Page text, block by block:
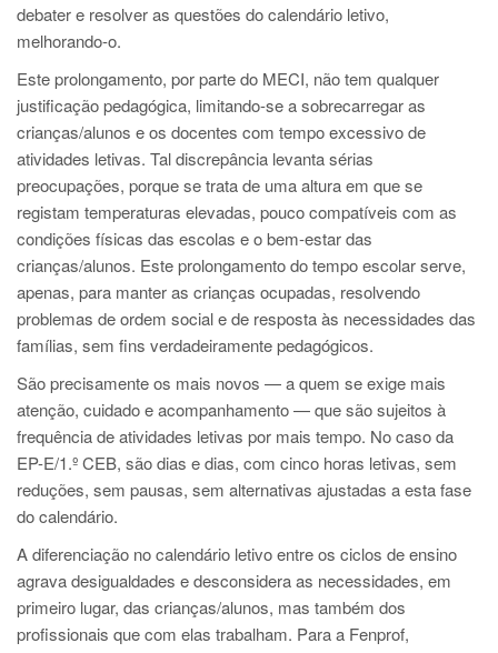
debater e resolver as questões do calendário letivo,
melhorando-o.
Este prolongamento, por parte do MECI, não tem qualquer
justificação pedagógica, limitando-se a sobrecarregar as
crianças/alunos e os docentes com tempo excessivo de
atividades letivas. Tal discrepância levanta sérias
preocupações, porque se trata de uma altura em que se
registam temperaturas elevadas, pouco compatíveis com as
condições físicas das escolas e o bem-estar das
crianças/alunos. Este prolongamento do tempo escolar serve,
apenas, para manter as crianças ocupadas, resolvendo
problemas de ordem social e de resposta às necessidades das
famílias, sem fins verdadeiramente pedagógicos.
São precisamente os mais novos — a quem se exige mais
atenção, cuidado e acompanhamento — que são sujeitos à
frequência de atividades letivas por mais tempo. No caso da
EP-E/1.º CEB, são dias e dias, com cinco horas letivas, sem
reduções, sem pausas, sem alternativas ajustadas a esta fase
do calendário.
A diferenciação no calendário letivo entre os ciclos de ensino
agrava desigualdades e desconsidera as necessidades, em
primeiro lugar, das crianças/alunos, mas também dos
profissionais que com elas trabalham. Para a Fenprof,